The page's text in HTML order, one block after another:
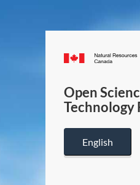
Open
Technology
English